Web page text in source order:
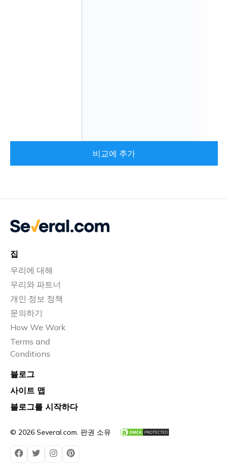
비교에 추가
© 2026 Several.com. 판권 소유
집
우리에 대해
우리와 파트너
개인 정보 정책
문의하기
How We Work
Terms and
Conditions
블로그
사이트 맵
블로그를 시작하다